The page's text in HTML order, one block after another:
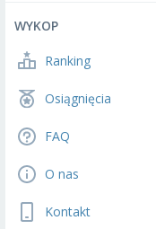
WYKOP
Ranking
Osiągnięcia
FAQ
O nas
Kontakt